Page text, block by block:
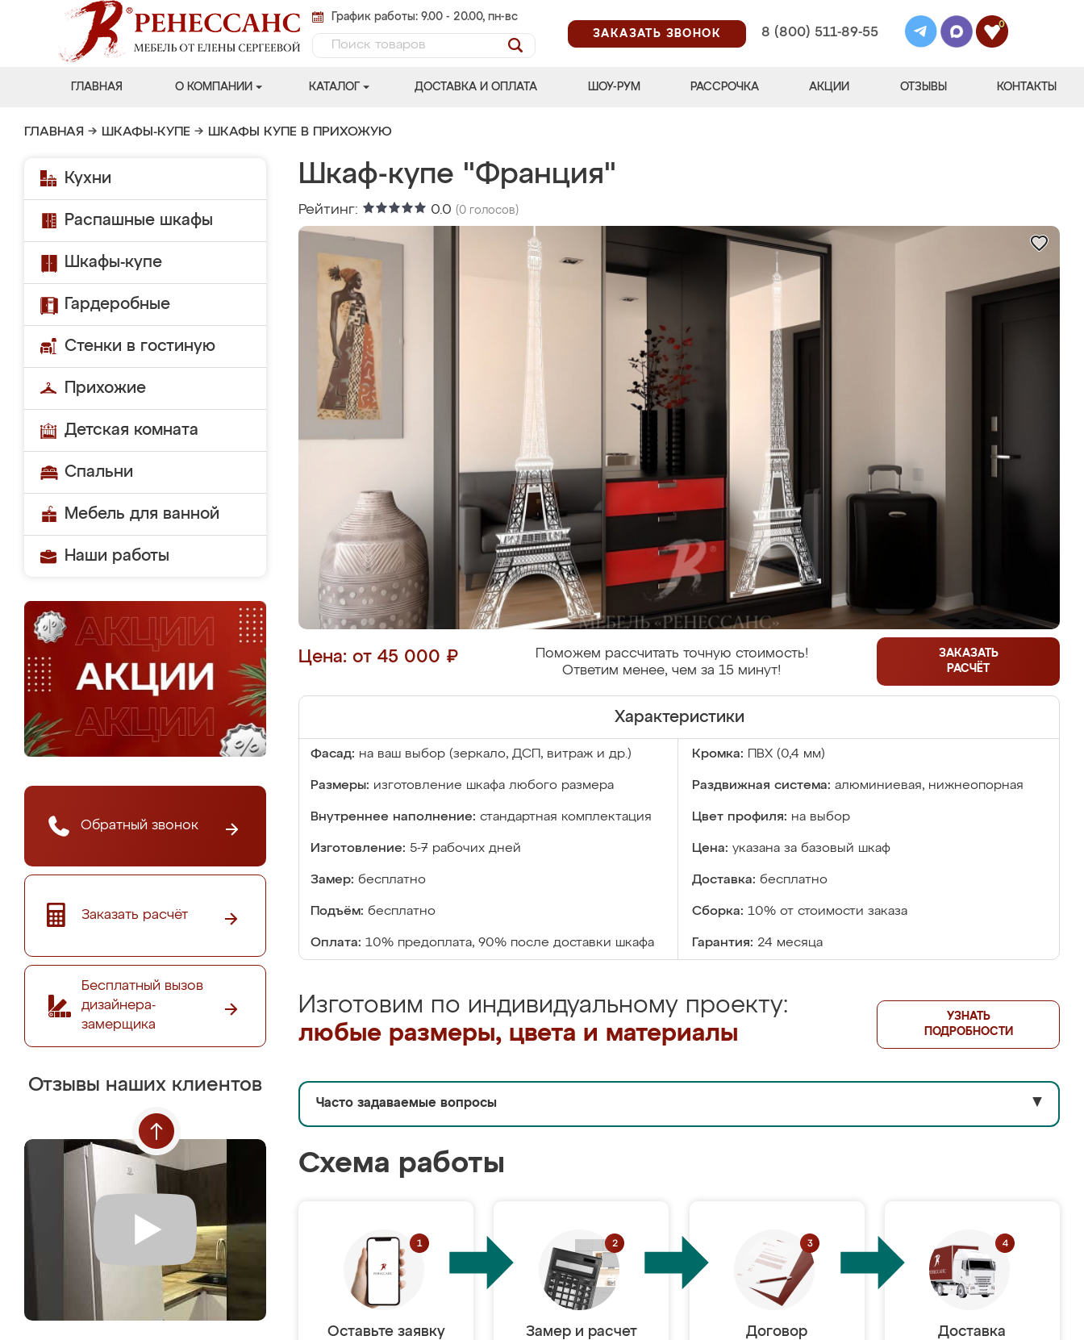
График работы: 9.00 - 20.00, пн-вс
ЗАКАЗАТЬ ЗВОНОК
8 (800) 511-89-55
0
ГЛАВНАЯ О КОМПАНИИ КАТАЛОГ ДОСТАВКА И ОПЛАТА ШОУ-РУМ РАССРОЧКА АКЦИИ ОТЗЫВЫ КОНТАКТЫ
ГЛАВНАЯ → ШКАФЫ-КУПЕ → ШКАФЫ КУПЕ В ПРИХОЖУЮ
Кухни
Распашные шкафы
Шкафы-купе
Гардеробные
Стенки в гостиную
Прихожие
Детская комната
Спальни
Мебель для ванной
Наши работы
Обратный звонок
Заказать расчёт
Бесплатный вызов
дизайнера-
замерщика
Отзывы наших клиентов
Шкаф-купе "Франция"
Рейтинг: 0.0 (0 голосов)
Цена: от 45 000 ₽
Поможем рассчитать точную стоимость!
Ответим менее, чем за 15 минут!
ЗАКАЗАТЬ
РАСЧЁТ
Характеристики
Фасад: на ваш выбор (зеркало, ДСП, витраж и др.) Кромка: ПВХ (0,4 мм)
Размеры: изготовление шкафа любого размера Раздвижная система: алюминиевая, нижнеопорная
Внутреннее наполнение: стандартная комплектация Цвет профиля: на выбор
Изготовление: 5-7 рабочих дней Цена: указана за базовый шкаф
Замер: бесплатно Доставка: бесплатно
Подъём: бесплатно Сборка: 10% от стоимости заказа
Оплата: 10% предоплата, 90% после доставки шкафа Гарантия: 24 месяца
Изготовим по индивидуальному проекту:
любые размеры, цвета и материалы
УЗНАТЬ
ПОДРОБНОСТИ
Часто задаваемые вопросы ▼
Схема работы
Оставьте заявку Замер и расчет
Договор
Доставка